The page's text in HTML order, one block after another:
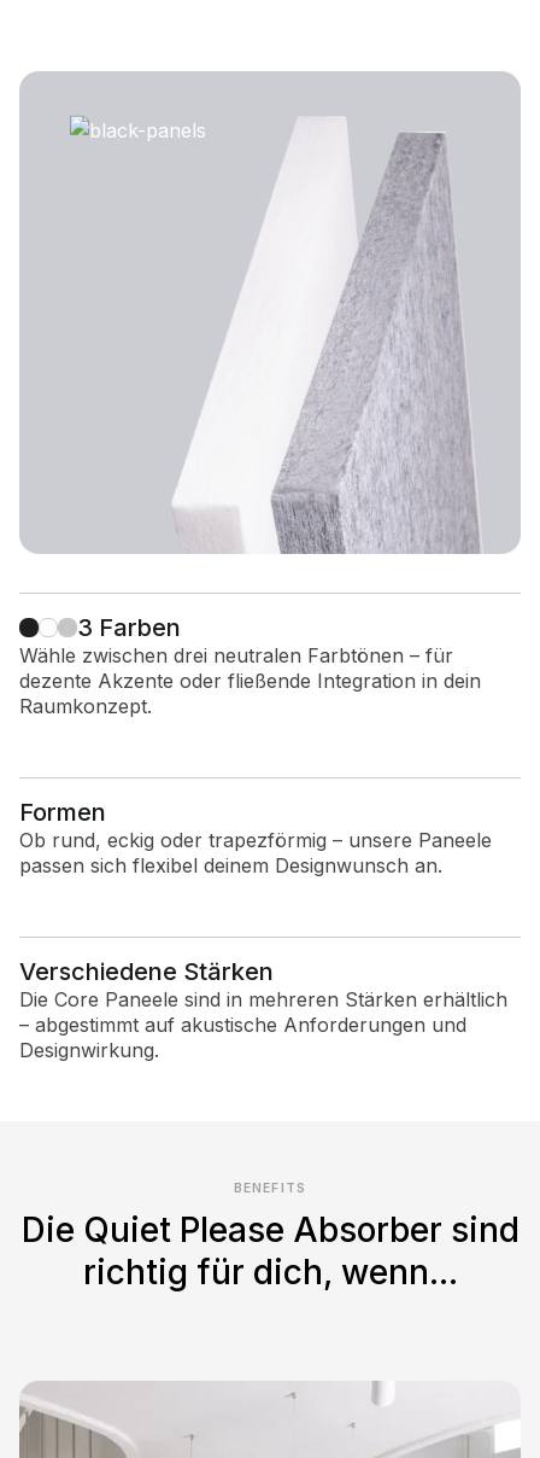
3 Farben
Wähle zwischen drei neutralen Farbtönen – für
dezente Akzente oder fließende Integration in dein
Raumkonzept.
Formen
Ob rund, eckig oder trapezförmig – unsere Paneele
passen sich flexibel deinem Designwunsch an.
Verschiedene Stärken
Die Core Paneele sind in mehreren Stärken erhältlich
– abgestimmt auf akustische Anforderungen und
Designwirkung.
BENEFITS
Die Quiet Please Absorber sind
richtig für dich, wenn...